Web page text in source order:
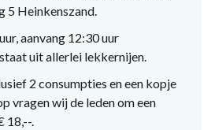
5 Heinkenszand.
aanvang 12:30 uur
uit allerlei lekkernijen.
2 consumpties en een kopje
vragen wij de leden om een
18,--.